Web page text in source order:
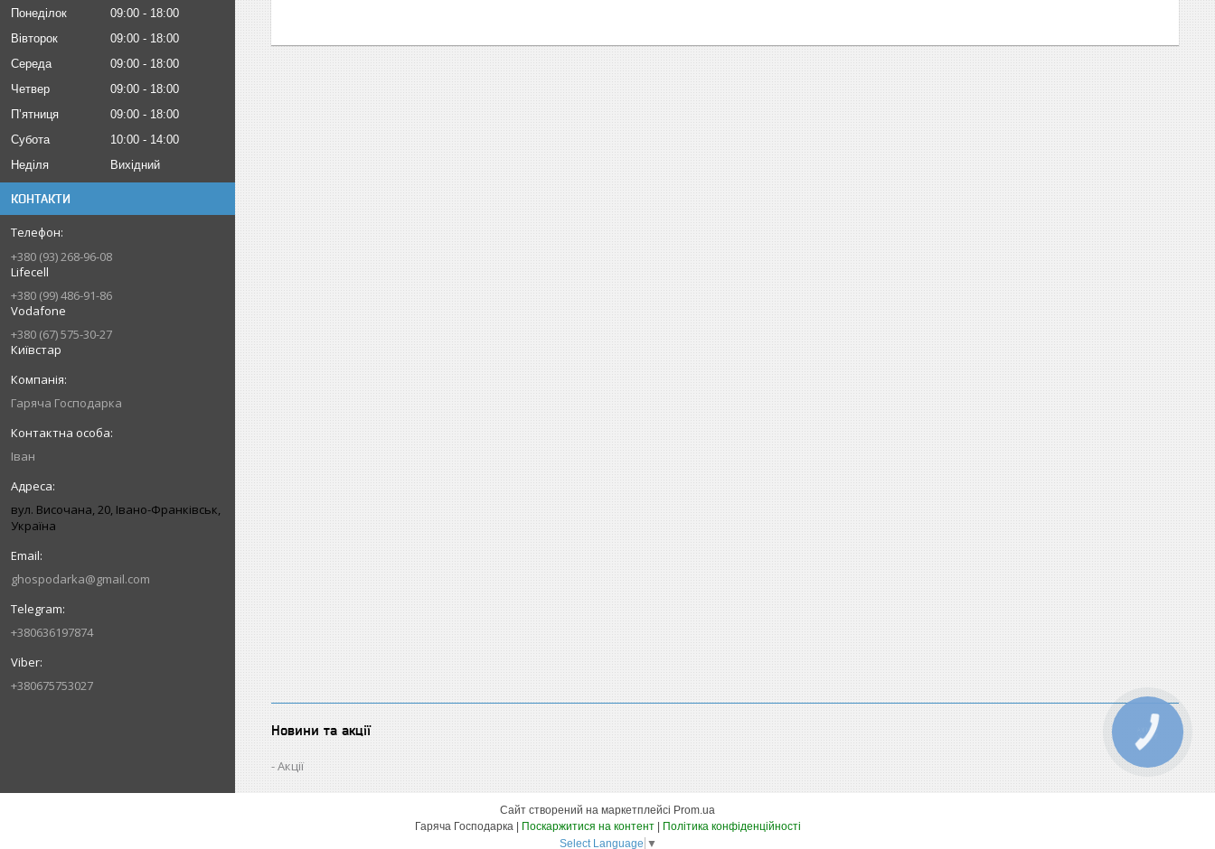
Понеділок 09:00
18:00
Вівторок
09:00
18:00
Середа
09:00
18:00
Четвер
09:00
18:00
Пʼятниця
09:00
18:00
Субота
10:00
14:00
Неділя
Вихідний
КОНТАКТИ
+380 (93) 268-96-08
Lifecell
+380 (99) 486-91-86
Vodafone
+380 (67) 575-30-27
Київстар
Гаряча Господарка
Іван
вул. Височана, 20, Івано-Франківськ,
Україна
ghospodarka@gmail.com
+380636197874
+380675753027
Новини та акції
Акції
Сайт створений на маркетплейсі Prom.ua
Поскаржитися на контент
Політика конфіденційності
Select Language ▼
КНОПКА
ЗВ'ЯЗКУ